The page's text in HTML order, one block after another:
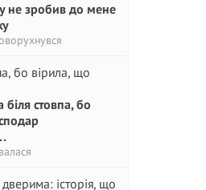
не зробив до мене
біля стовпа, бо